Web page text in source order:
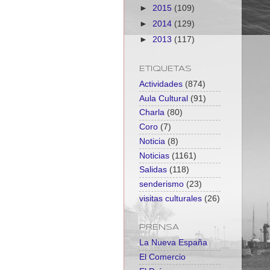
► 2015 (109)
► 2014 (129)
► 2013 (117)
ETIQUETAS
Actividades (874)
Aula Cultural (91)
Charla (80)
Coro (7)
Noticia (8)
Noticias (1161)
Salidas (118)
senderismo (23)
visitas culturales (26)
PRENSA
La Nueva España
El Comercio